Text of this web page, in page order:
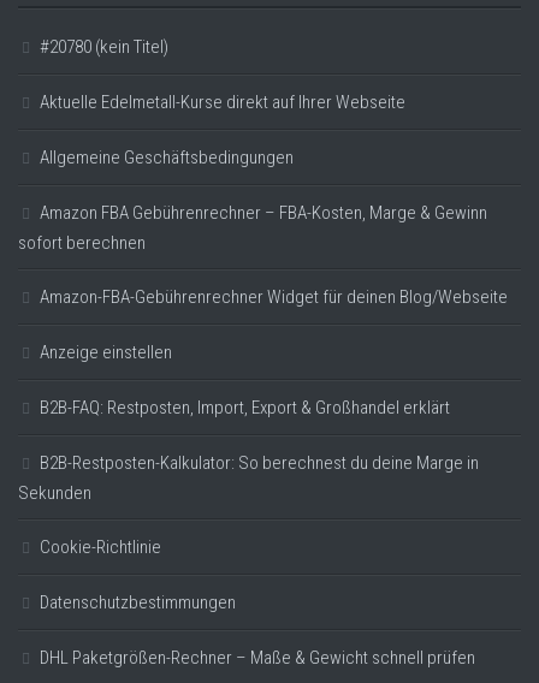
#20780 (kein Titel)
Aktuelle Edelmetall-Kurse direkt auf Ihrer Webseite
Allgemeine Geschäftsbedingungen
Amazon FBA Gebührenrechner – FBA-Kosten, Marge & Gewinn
sofort berechnen
Amazon-FBA-Gebührenrechner Widget für deinen Blog/Webseite
Anzeige einstellen
B2B-FAQ: Restposten, Import, Export & Großhandel erklärt
B2B-Restposten-Kalkulator: So berechnest du deine Marge in
Sekunden
Cookie-Richtlinie
Datenschutzbestimmungen
DHL Paketgrößen-Rechner – Maße & Gewicht schnell prüfen